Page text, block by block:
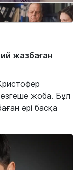
жазбаған
жоба. Бұл
әрі басқа